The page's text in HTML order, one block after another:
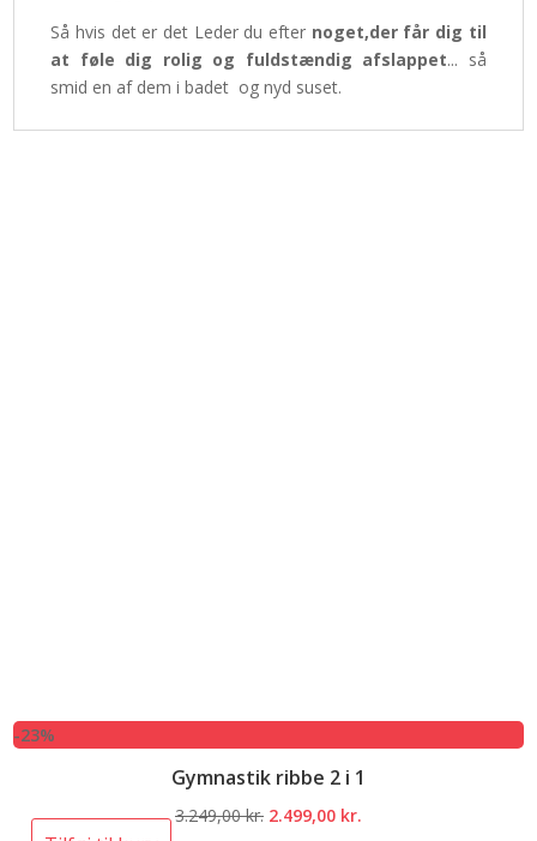
Så hvis det er det Leder du efter noget,der får dig til
at føle dig rolig og fuldstændig afslappet... så
smid en af dem i badet og nyd suset.
-23%
Gymnastik ribbe 2 i 1
3.249,00kr. Den
2.499,00 kr.